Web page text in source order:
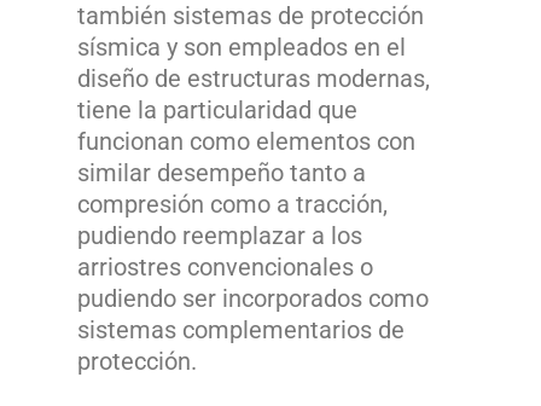
también sistemas de protección
sísmica y son empleados en el
diseño de estructuras modernas,
tiene la particularidad que
funcionan como elementos con
similar desempeño tanto a
compresión como a tracción,
pudiendo reemplazar a los
arriostres convencionales o
pudiendo ser incorporados como
sistemas complementarios de
protección.